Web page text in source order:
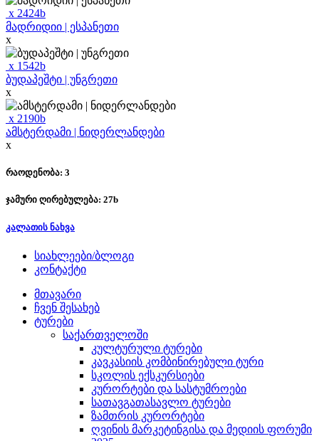
x 2424b
მადრიდიი | ესპანეთი
x
x 1542b
ბუდაპეშტი | უნგრეთი
x
x 2190b
ამსტერდამი | ნიდერლანდები
x
რაოდენობა: 3
ჯამური ღირებულება: 27b
კალათის ნახვა
სიახლეები/ბლოგი
კონტაქტი
მთავარი
ჩვენ შესახებ
ტურები
საქართველოში
კულტურული ტურები
კავკასიის კომბინირებული ტური
სკოლის ექსკურსიები
კურორტები და სასტუმროები
სათავგათასავლო ტურები
ზამთრის კურორტები
ღვინის მარკეტინგისა და მედიის ფორუმი